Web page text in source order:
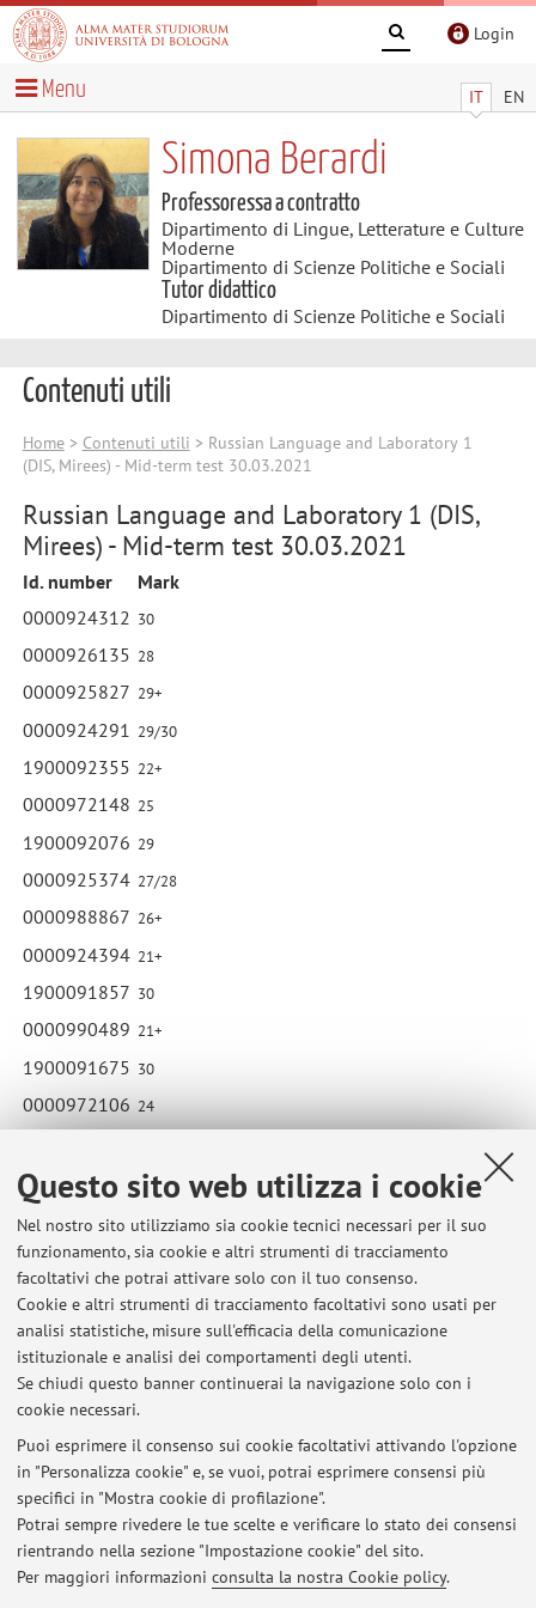
Questo sito web utilizza i cookie
Nel nostro sito utilizziamo sia cookie tecnici necessari per il suo
funzionamento, sia cookie e altri strumenti di tracciamento
facoltativi che potrai attivare solo con il tuo consenso.
Cookie e altri strumenti di tracciamento facoltativi sono usati per
analisi statistiche, misure sull'efficacia della comunicazione
istituzionale e analisi dei comportamenti degli utenti.
Se chiudi questo banner continuerai la navigazione solo con i
cookie necessari.
Puoi esprimere il consenso sui cookie facoltativi attivando l'opzione
in "Personalizza cookie" e, se vuoi, potrai esprimere consensi più
specifici in "Mostra cookie di profilazione".
Potrai sempre rivedere le tue scelte e verificare lo stato dei consensi
rientrando nella sezione "Impostazione cookie" del sito.
Per maggiori informazioni consulta la nostra Cookie policy.
Login
IT EN
Menu
Simona Berardi
Professoressa a contratto
Dipartimento di Lingue, Letterature e Culture
Moderne
Dipartimento di Scienze Politiche e Sociali
Tutor didattico
Dipartimento di Scienze Politiche e Sociali
Contenuti utili
Home> Contenuti utili > Russian Language and Laboratory 1
(DIS, Mirees) - Mid-term test 30.03.2021
Russian Language and Laboratory 1 (DIS,
Mirees) - Mid-term test 30.03.2021
Id. number
Mark
0000924312 30
0000926135 28
0000925827 29+
0000924291 29/30
1900092355 22+
0000972148 25
1900092076 29
0000925374 27/28
0000988867 26+
0000924394 21+
1900091857 30
0000990489 21+
1900091675 30
0000972106 24
1900093169 27
Ultimi avvisi
BOLOGNA - ESAMI PARZIALI Lingua e linguistica russa 2
Pubblicato il: 11 febbraio 2026
BOLOGNA - ESAMI PARZIALI Lingua e linguistica russa 1
Pubblicato il: 27 gennaio 2026
BOLOGNA - INIZIO LEZIONI
Pubblicato il: 23 settembre 2025